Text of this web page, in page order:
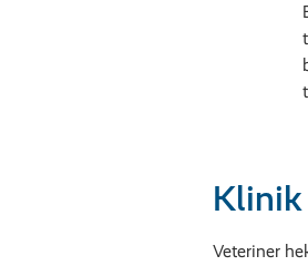
Klinik
Veteriner